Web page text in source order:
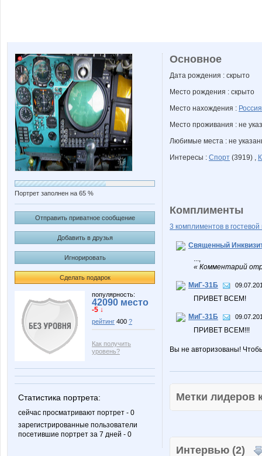
Портрет заполнен на 65 %
Отправить приватное сообщение
Добавить в друзья
Игнорировать
Сделать подарок
популярность:
42090 место
-5 ↓
рейтинг 400 ?
Как получить
уровень?
Статистика портрета:
сейчас просматривают портрет - 0
зарегистрированные пользователи
посетившие портрет за 7 дней - 0
Основное
Дата рождения : скрыто
Место рождения : скрыто
Место нахождения : Россия
Место проживания : не
Любимые места : не
Интересы : Спорт (3919) ,
Комплименты
3 комплиментов в гостевой
Священный
...,
« Комментарий
МиГ-31Б
ПРИВЕТ ВСЕМ!
МиГ-31Б
ПРИВЕТ ВСЕМ!!!
Вы не авторизованы!
Метки
Интервью (2)